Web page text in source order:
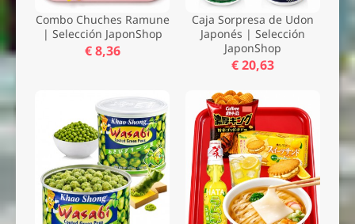
Combo Chuches Ramune
| Selección JaponShop
€ 8,36
Caja Sorpresa de Udon
Japonés | Selección
JaponShop
€ 20,63